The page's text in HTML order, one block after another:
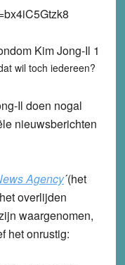
wil toch iedereen?
Il doen nogal
nieuwsberichten
Agency´(het
overlijden
waargenomen,
het onrustig: